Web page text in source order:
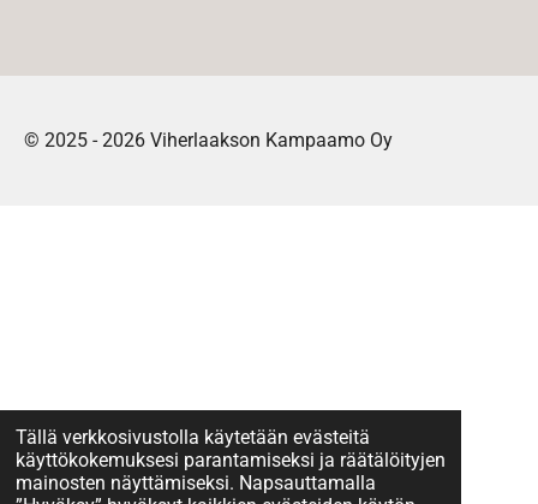
Tällä verkkosivustolla käytetään evästeitä
käyttökokemuksesi parantamiseksi ja räätälöityjen
mainosten näyttämiseksi. Napsauttamalla
© 2025 - 2026 Viherlaakson Kampaamo Oy